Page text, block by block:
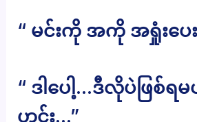
“ မင်းကို အကို အရှုံးပေ
“ ဒါပေါ့…ဒီလိုပဲဖြစ်
ဟင်း…”